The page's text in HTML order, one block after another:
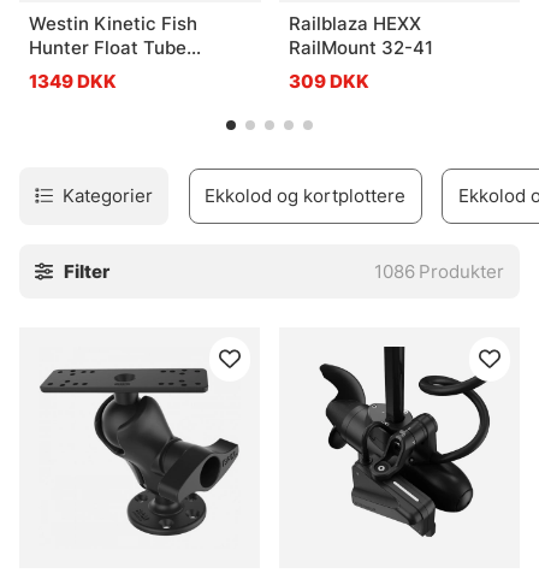
Westin Kinetic Fish
Hunter Float Tube
Combo 135cm
1349 DKK
Railblaza HEXX
RailMount 32-41
309 DKK
Kategorier Ekkolod og kortplottere Ekkolod
Filter 1086 Produkter